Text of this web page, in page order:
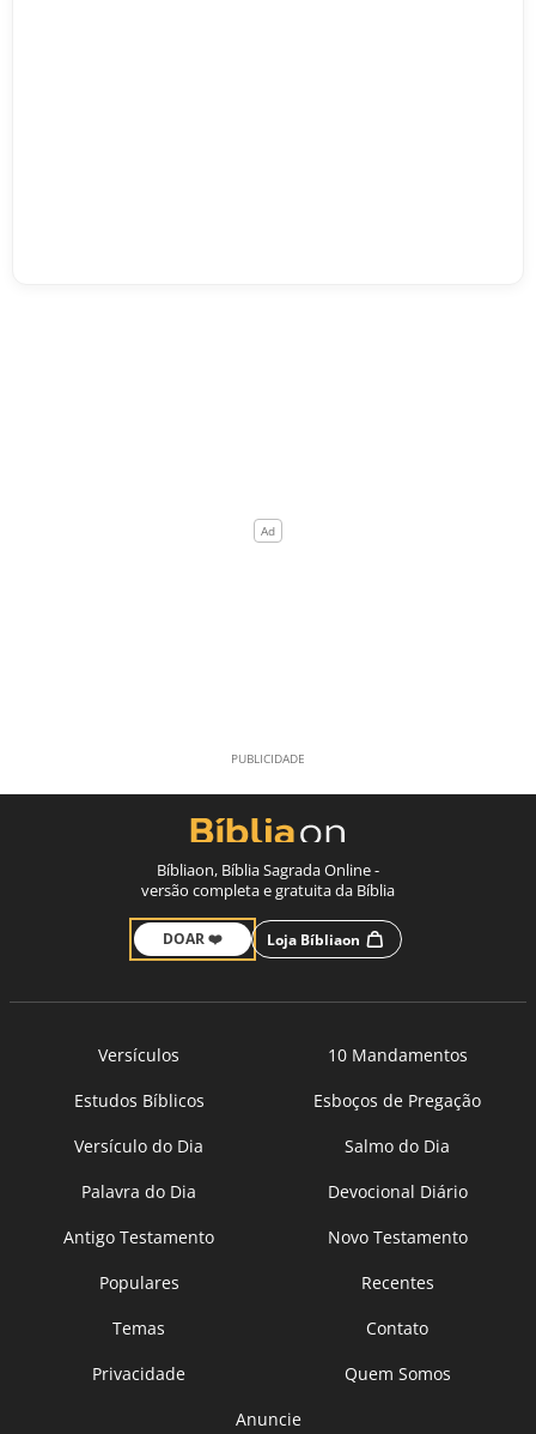
Bíbliaon, Bíblia Sagrada Online -
versão completa e gratuita da Bíblia
DOAR ❤️ Loja Bíbliaon
Versículos
10 Mandamentos
Estudos Bíblicos
Esboços de Pregação
Versículo do Dia
Salmo do Dia
Palavra do Dia
Devocional Diário
Antigo Testamento
Novo Testamento
Populares
Recentes
Temas
Contato
Privacidade
Quem Somos
Anuncie